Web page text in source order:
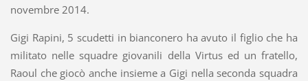
novembre 2014.
Gigi Rapini, 5 scudetti in bianconero ha avuto il figlio che ha
militato nelle squadre giovanili della Virtus ed un fratello,
Raoul che giocò anche insieme a Gigi nella seconda squadra